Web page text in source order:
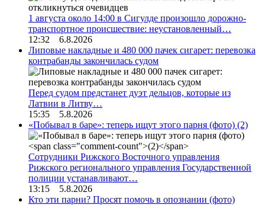
1 августа около 14:00 в Сигулде произошло дорожно-
транспортное происшествие: неустановленный…
12:32 6.8.2026
Липовые накладные и 480 000 пачек сигарет: перевозка
контрабанды закончилась судом
Перед судом предстанет дуэт дельцов, которые из
Латвии в Литву…
15:35 5.8.2026
«Побывал в баре»: теперь ищут этого парня (фото) (2)
Сотрудники Рижского Восточного управления
Рижского регионального управления Государственной
полиции устанавливают…
13:15 5.8.2026
Кто эти парни? Просят помочь в опознании (фото)